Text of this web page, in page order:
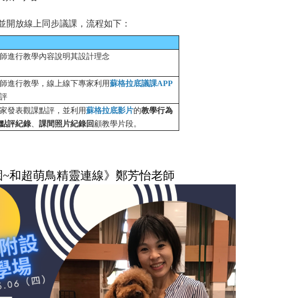
開放線上同步議課，流程如下：
進行教學內容說明其設計理念
進行教學，線上線下專家利用蘇格拉底議課APP
發表觀課點評，並利用蘇格拉底影片的教學行為
點評紀錄、課間照片紀錄回 顧教學片段。
~和超萌鳥精靈連線》鄭芳怡老師